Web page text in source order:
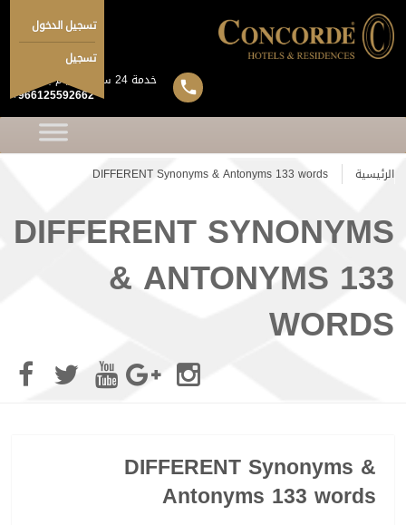
تسجيل الدخول
تسجيل
خدمة 24 ساعة 7 ايام بالاسبوع
+966125592662
الرئيسية DIFFERENT Synonyms & Antonyms 133 words
DIFFERENT SYNONYMS
& ANTONYMS 133
WORDS
DIFFERENT Synonyms &
Antonyms 133 words